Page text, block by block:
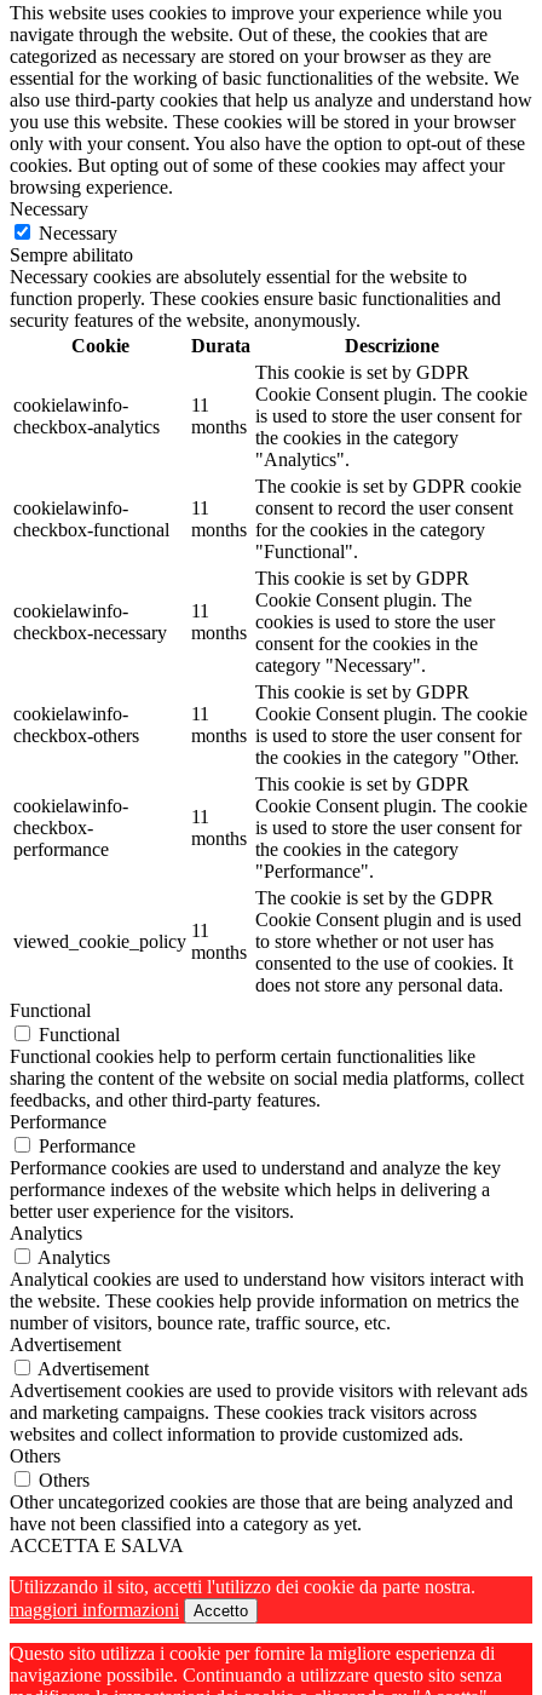
This website uses cookies to improve your experience while you
navigate through the website. Out of these, the cookies that are
categorized as necessary are stored on your browser as they are
essential for the working of basic functionalities of the website. We
also use third-party cookies that help us analyze and understand how
you use this website. These cookies will be stored in your browser
only with your consent. You also have the option to opt-out of these
cookies. But opting out of some of these cookies may affect your
browsing experience.
Necessary
Necessary
Sempre abilitato
Necessary cookies are absolutely essential for the website to
function properly. These cookies ensure basic functionalities and
security features of the website, anonymously.
Cookie
Durata Descrizione
cookielawinfo-
checkbox-analytics
11
months
This cookie is set by GDPR
Cookie Consent plugin. The cookie
is used to store the user consent for
the cookies in the category
"Analytics".
cookielawinfo-
checkbox-functional
11
months
The cookie is set by GDPR cookie
consent to record the user consent
for the cookies in the category
"Functional".
cookielawinfo-
checkbox-necessary
11
months
This cookie is set by GDPR
Cookie Consent plugin. The
cookies is used to store the user
consent for the cookies in the
category "Necessary".
cookielawinfo-
checkbox-others
11
months
This cookie is set by GDPR
Cookie Consent plugin. The cookie
is used to store the user consent for
the cookies in the category "Other.
cookielawinfo-
checkbox-
performance
11
months
This cookie is set by GDPR
Cookie Consent plugin. The cookie
is used to store the user consent for
the cookies in the category
"Performance".
viewed_cookie_policy
11
months
The cookie is set by the GDPR
Cookie Consent plugin and is used
to store whether or not user has
consented to the use of cookies. It
does not store any personal data.
Functional
Functional
Functional cookies help to perform certain functionalities like
sharing the content of the website on social media platforms, collect
feedbacks, and other third-party features.
Performance
Performance
Performance cookies are used to understand and analyze the key
performance indexes of the website which helps in delivering a
better user experience for the visitors.
Analytics
Analytics
Analytical cookies are used to understand how visitors interact with
the website. These cookies help provide information on metrics the
number of visitors, bounce rate, traffic source, etc.
Advertisement
Advertisement
Advertisement cookies are used to provide visitors with relevant ads
and marketing campaigns. These cookies track visitors across
websites and collect information to provide customized ads.
Others
Others
Other uncategorized cookies are those that are being analyzed and
have not been classified into a category as yet.
ACCETTA E SALVA
Utilizzando il sito, accetti l'utilizzo dei cookie da parte nostra.
maggiori informazioni
Accetto
Questo sito utilizza i cookie per fornire la migliore esperienza di
navigazione possibile. Continuando a utilizzare questo sito senza